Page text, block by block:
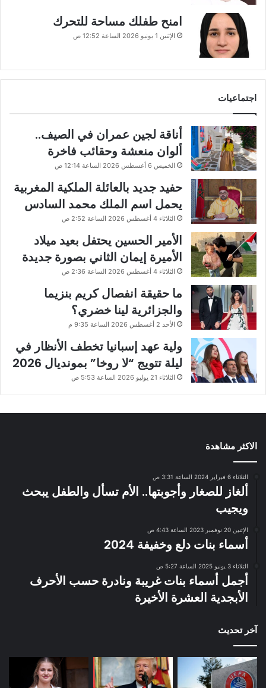
امنح طفلك مساحة للتحرك
الإثنين 1 يونيو 2026 الساعة 12:52 ص
اجتماعيات
أناقة لجين عمران في الصيف..
ألوان منعشة وحقائب فاخرة
الخميس 6 أغسطس 2026 الساعة 12:14 ص
حفيد جديد بالعائلة الملكية المغربية
يحمل اسم الملك محمد السادس
الثلاثاء 4 أغسطس 2026 الساعة 2:52 ص
الأمير الحسين يحتفل بعيد ميلاد
الأميرة إيمان الثاني بصورة جديدة
الثلاثاء 4 أغسطس 2026 الساعة 2:36 ص
ما حقيقة انفصال كريم بنزيما
والجزائرية لينا خضري؟
الأحد 2 أغسطس 2026 الساعة 9:35 م
ولية عهد إسبانيا تخطف الأنظار في
ليلة تتويج “لا روخا” بمونديال 2026
الثلاثاء 21 يوليو 2026 الساعة 5:53 ص
الاكثر مشاهدة
الثلاثاء 6 فبراير 2024 الساعة 3:31 ص
ألغاز للصغار وأجوبتها.. الأم تسأل والطفل يبحث
ويجيب
الإثنين 20 نوفمبر 2023 الساعة 4:43 ص
أسماء بنات دلع وخفيفة 2024
الثلاثاء 3 يونيو 2025 الساعة 5:27 ص
أجمل أسماء بنات غريبة ونادرة حسب الأحرف
الأبجدية العشرة الأخيرة
آخر تحديث